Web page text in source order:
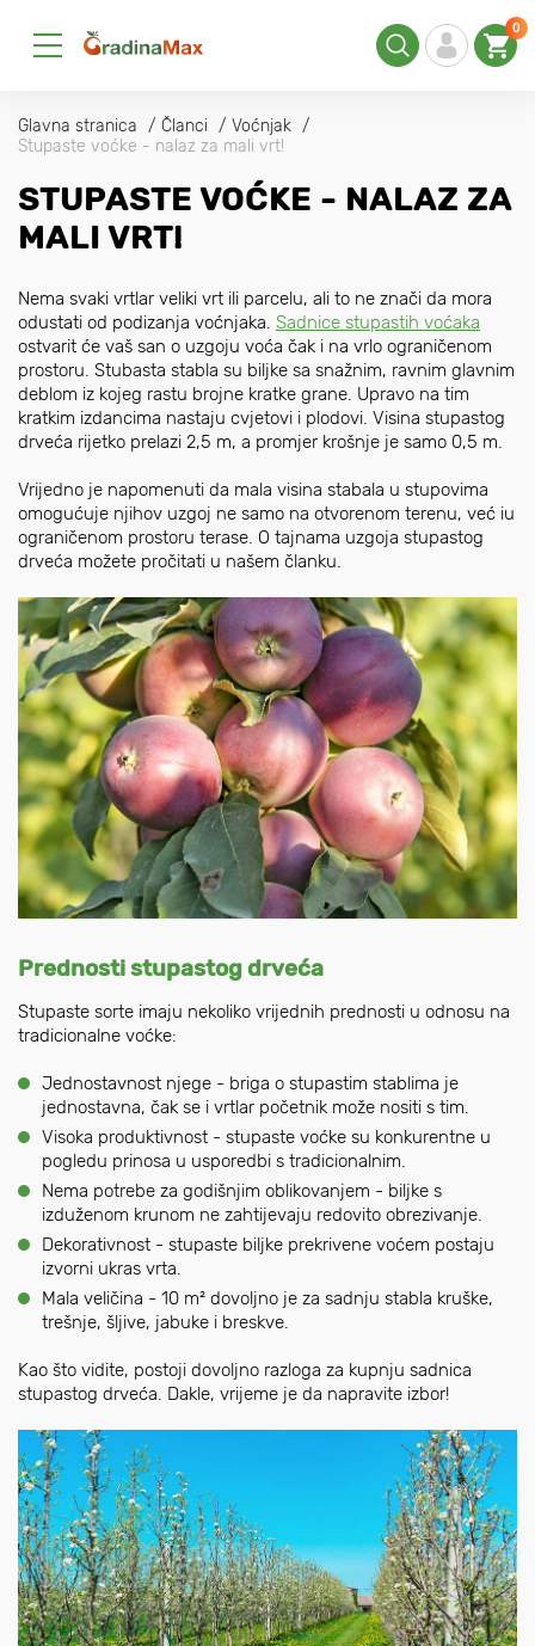
0
Glavna stranica Članci
Voćnjak
Stupaste voćke - nalaz za mali vrt!
STUPASTE VOĆKE - NALAZ ZA
MALI VRT!
Nema svaki vrtlar veliki vrt ili parcelu, ali to ne znači da mora
odustati od podizanja voćnjaka. Sadnice stupastih voćaka
ostvarit će vaš san o uzgoju voća čak i na vrlo ograničenom
prostoru. Stubasta stabla su biljke sa snažnim, ravnim glavnim
deblom iz kojeg rastu brojne kratke grane. Upravo na tim
kratkim izdancima nastaju cvjetovi i plodovi. Visina stupastog
drveća rijetko prelazi 2,5 m, a promjer krošnje je samo 0,5 m.
Vrijedno je napomenuti da mala visina stabala u stupovima
omogućuje njihov uzgoj ne samo na otvorenom terenu, već iu
ograničenom prostoru terase. O tajnama uzgoja stupastog
drveća možete pročitati u našem članku.
Prednosti stupastog drveća
Stupaste sorte imaju nekoliko vrijednih prednosti u odnosu na
tradicionalne voćke:
Jednostavnost njege - briga o stupastim stablima je
jednostavna, čak se i vrtlar početnik može nositi s tim.
Visoka produktivnost - stupaste voćke su konkurentne u
pogledu prinosa u usporedbi s tradicionalnim.
Nema potrebe za godišnjim oblikovanjem - biljke s
izduženom krunom ne zahtijevaju redovito obrezivanje.
Dekorativnost - stupaste biljke prekrivene voćem postaju
izvorni ukras vrta.
Mala veličina - 10 m² dovoljno je za sadnju stabla kruške,
trešnje, šljive, jabuke i breskve.
Kao što vidite, postoji dovoljno razloga za kupnju sadnica
stupastog drveća. Dakle, vrijeme je da napravite izbor!